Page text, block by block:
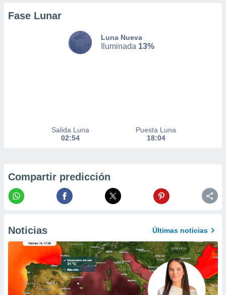
en
perfiles
uso de
contenido
Fase Lunar
Luna Nueva
Iluminada 13%
Salida Luna
02:54
Puesta Luna
18:04
Compartir predicción
Noticias Últimas noticias